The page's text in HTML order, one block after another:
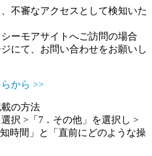
不審なアクセスとして検知いた
ーモアサイトへご訪問の場合
にて、お問い合わせをお願いし
から >>
の方法
択 >「7．その他」を選択し >
時間」と「直前にどのような操